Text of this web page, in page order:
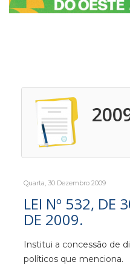
Quarta, 30 Dezembro 2009
LEI Nº 532, DE
DE 2009.
Institui a concessão de
políticos que menciona.